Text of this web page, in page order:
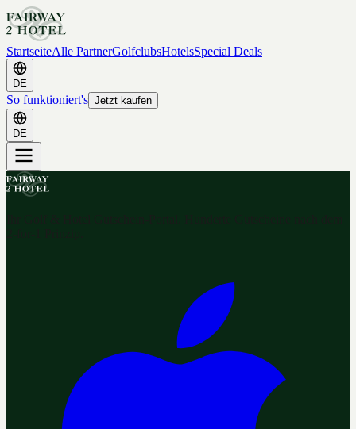
StartseiteAlle PartnerGolfclubsHotelsSpecial Deals
DE
So funktioniert's Jetzt kaufen
DE